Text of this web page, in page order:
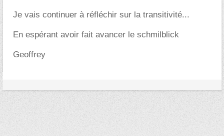
Je vais continuer à réfléchir sur la transitivité...
En espérant avoir fait avancer le schmilblick
Geoffrey